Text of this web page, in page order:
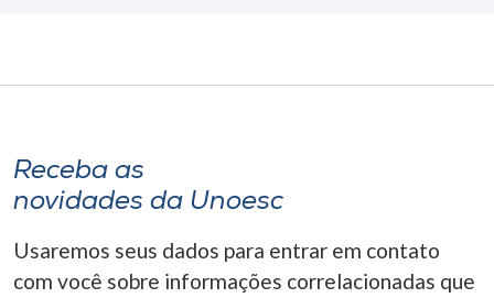
Receba as
novidades da Unoesc
Usaremos seus dados para entrar em contato
com você sobre informações correlacionadas que